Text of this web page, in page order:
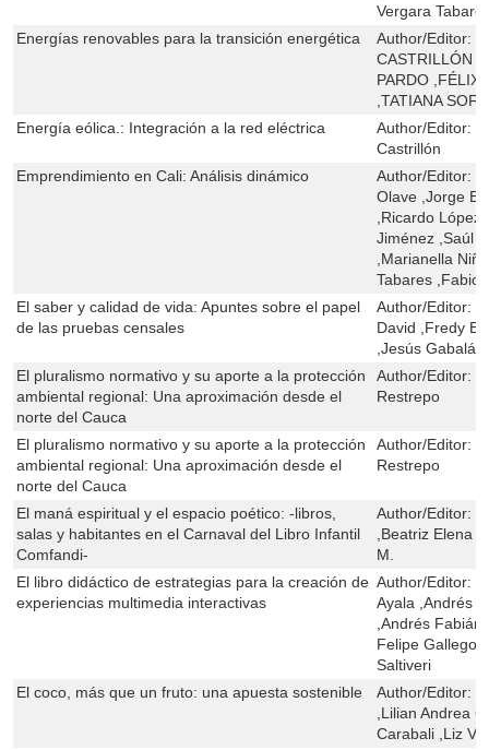
Vergara
Energías renovables para la transición energética
Author/Editor:
CASTRILLÓN
PARDO ,FÉLIX
,TATIANA
Energía eólica.: Integración a la red eléctrica
Author/Editor:
Castrillón
Emprendimiento en Cali: Análisis dinámico
Author/Editor:
Olave ,Jorge
,Ricardo
Jiménez ,Saúl
,Marianella
Tabares ,Fabio
El saber y calidad de vida: Apuntes sobre el papel
de las pruebas censales
Author/Editor:
David ,Fredy
,Jesús
El pluralismo normativo y su aporte a la protección
ambiental regional: Una aproximación desde el
norte del Cauca
Author/Editor:
Restrepo
El pluralismo normativo y su aporte a la protección
ambiental regional: Una aproximación desde el
norte del Cauca
Author/Editor:
Restrepo
El maná espiritual y el espacio poético: -libros,
salas y habitantes en el Carnaval del Libro Infantil
Comfandi-
Author/Editor:
,Beatriz Elena
M.
El libro didáctico de estrategias para la creación de
experiencias multimedia interactivas
Author/Editor:
Ayala ,Andrés
,Andrés
Felipe Gallego
Saltiveri
El coco, más que un fruto: una apuesta sostenible
Author/Editor:
,Lilian Andrea
Carabali ,Liz